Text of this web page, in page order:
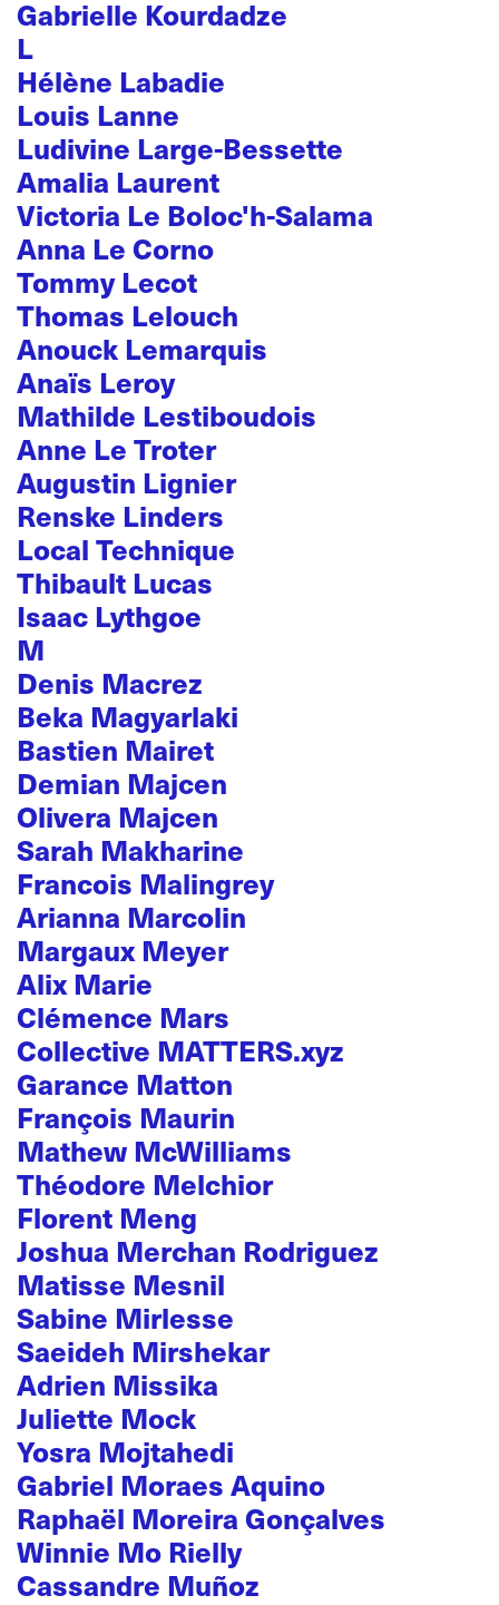
Gabrielle Kourdadze
L
Hélène Labadie
Louis Lanne
Ludivine Large-Bessette
Amalia Laurent
Victoria Le Boloc'h-Salama
Anna Le Corno
Tommy Lecot
Thomas Lelouch
Anouck Lemarquis
Anaïs Leroy
Mathilde Lestiboudois
Anne Le Troter
Augustin Lignier
Renske Linders
Local Technique
Thibault Lucas
Isaac Lythgoe
M
Denis Macrez
Beka Magyarlaki
Bastien Mairet
Demian Majcen
Olivera Majcen
Sarah Makharine
Francois Malingrey
Arianna Marcolin
Margaux Meyer
Alix Marie
Clémence Mars
Collective MATTERS.xyz
Garance Matton
François Maurin
Mathew McWilliams
Théodore Melchior
Florent Meng
Joshua Merchan Rodriguez
Matisse Mesnil
Sabine Mirlesse
Saeideh Mirshekar
Adrien Missika
Juliette Mock
Yosra Mojtahedi
Gabriel Moraes Aquino
Raphaël Moreira Gonçalves
Winnie Mo Rielly
Cassandre Muñoz